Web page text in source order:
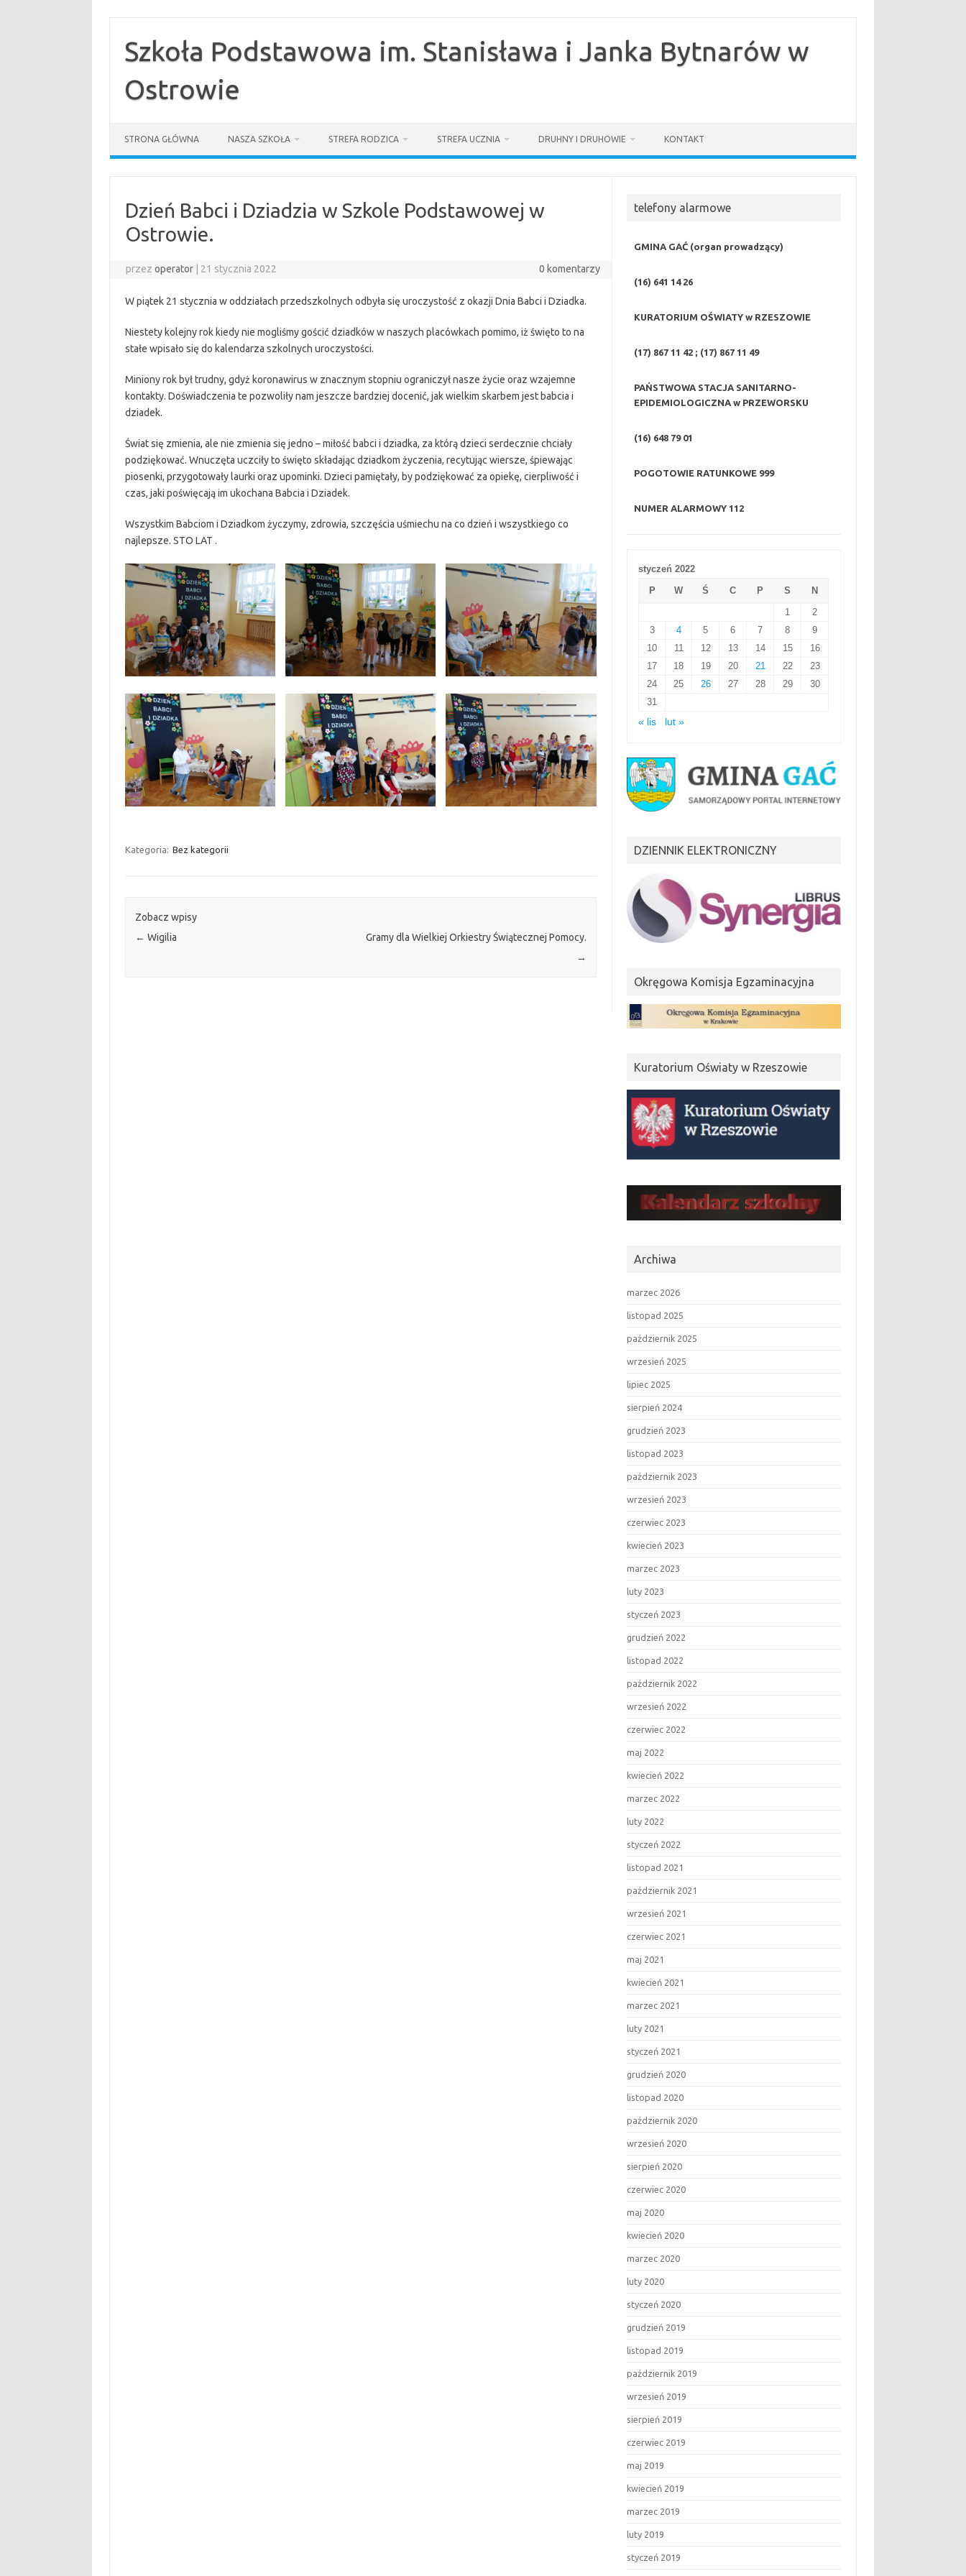
treściSzkoła Podstawowa im. Stanisława i Janka Bytnarów w
Ostrowie
STRONA GŁÓWNA NASZA SZKOŁA STREFA RODZICA STREFA UCZNIA DRUHNY I DRUHOWIE KONTAKT
Dzień Babci i Dziadzia w Szkole Podstawowej w
Ostrowie.
przezoperator 21 stycznia 2022 0 komentarzy
W piątek 21 stycznia w oddziałach przedszkolnych odbyła się uroczystość z okazji Dnia Babci i Dziadka.
Niestety kolejny rok kiedy nie mogliśmy gościć dziadków w naszych placówkach pomimo, iż święto to na
stałe wpisało się do kalendarza szkolnych uroczystości.
Miniony rok był trudny, gdyż koronawirus w znacznym stopniu ograniczył nasze życie oraz wzajemne
kontakty. Doświadczenia te pozwoliły nam jeszcze bardziej docenić, jak wielkim skarbem jest babcia i
dziadek.
Świat się zmienia, ale nie zmienia się jedno – miłość babci i dziadka, za którą dzieci serdecznie chciały
podziękować. Wnuczęta uczciły to święto składając dziadkom życzenia, recytując wiersze, śpiewając
piosenki, przygotowały laurki oraz upominki. Dzieci pamiętały, by podziękować za opiekę, cierpliwość i
czas, jaki poświęcają im ukochana Babcia i Dziadek.
Wszystkim Babciom i Dziadkom życzymy, zdrowia, szczęścia uśmiechu na co dzień i wszystkiego co
najlepsze. STO LAT .
Kategoria: Bez kategorii
Zobacz wpisy
← Wigilia
Gramy dla Wielkiej Orkiestry Świątecznej Pomocy.
→
telefony alarmowe
GMINA GAĆ (organ prowadzący)
(16) 641 14 26
KURATORIUM OŚWIATY w RZESZOWIE
(17) 867 11 42 ; (17) 867 11 49
PAŃSTWOWA STACJA SANITARNO-
EPIDEMIOLOGICZNA w PRZEWORSKU
(16) 648 79 01
POGOTOWIE RATUNKOWE 999
NUMER ALARMOWY112
styczeń 2022
P
W Ś C P S
N
1
2
3
4 5 6 7 8
9
10
11 12 13 14 15
16
17
18 19 20 21 22
23
24
25 26 27 28 29
30
31
« lis
lut »
DZIENNIK ELEKTRONICZNY
Okręgowa Komisja Egzaminacyjna
Kuratorium Oświaty w Rzeszowie
Archiwa
marzec 2026
listopad 2025
październik 2025
wrzesień 2025
lipiec 2025
sierpień 2024
grudzień 2023
listopad 2023
październik 2023
wrzesień 2023
czerwiec 2023
kwiecień 2023
marzec 2023
luty 2023
styczeń 2023
grudzień 2022
listopad 2022
październik 2022
wrzesień 2022
czerwiec 2022
maj 2022
kwiecień 2022
marzec 2022
luty 2022
styczeń 2022
listopad 2021
październik 2021
wrzesień 2021
czerwiec 2021
maj 2021
kwiecień 2021
marzec 2021
luty 2021
styczeń 2021
grudzień 2020
listopad 2020
październik 2020
wrzesień 2020
sierpień 2020
czerwiec 2020
maj 2020
kwiecień 2020
marzec 2020
luty 2020
styczeń 2020
grudzień 2019
listopad 2019
październik 2019
wrzesień 2019
sierpień 2019
czerwiec 2019
maj 2019
kwiecień 2019
marzec 2019
luty 2019
styczeń 2019